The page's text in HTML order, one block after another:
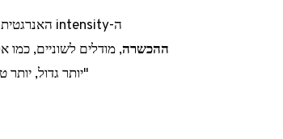
ה-intensity האנרגטית של צ'אטבוטים טמונה בעיקר בשני תהליכים:
ההכשרה
"יותר גדול,